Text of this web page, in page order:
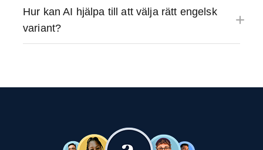
Hur kan AI hjälpa till att välja rätt engelsk
variant?